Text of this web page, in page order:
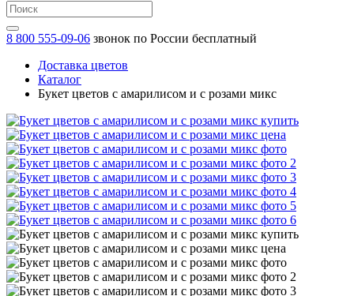
8 800 555-09-06 звонок по России бесплатный
Доставка цветов
Каталог
Букет цветов с амарилисом и с розами микс